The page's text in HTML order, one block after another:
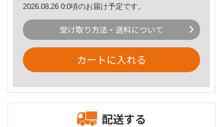
2026.08.26 0:0頃のお届け予定です。
受け取り方法・送料について
カートに入れる
配送する